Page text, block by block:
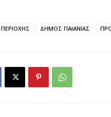
ΔΗΜΟΣ ΠΑΙΑΝΙΑΣ